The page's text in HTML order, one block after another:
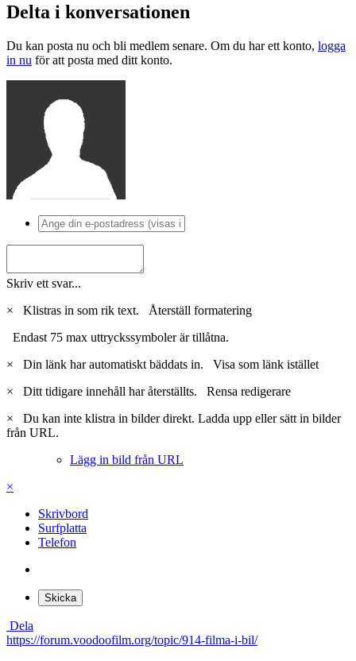
Delta i konversationen
Du kan posta nu och bli medlem senare. Om du har ett konto, logga
in nu för att posta med ditt konto.
Skriv ett svar...
×
Klistras in som rik text. Återställ formatering
Endast 75 max uttryckssymboler är tillåtna.
×
Din länk har automatiskt bäddats in. Visa som länk istället
×
Ditt tidigare innehåll har återställts. Rensa redigerare
×
Du kan inte klistra in bilder direkt. Ladda upp eller sätt in bilder
från URL.
Lägg in bild från URL
×
Skrivbord
Surfplatta
Telefon
Skicka
Dela
https://forum.voodoofilm.org/topic/914-filma-i-bil/